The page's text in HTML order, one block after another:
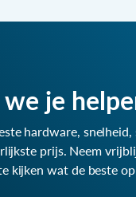
je
hardware, snelheid,
prijs. Neem
kijken wat de beste